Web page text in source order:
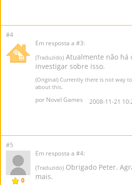
#4
Em resposta a #3:
(Traduzido) Atualmente não há
investigar sobre isso.
(Original) Currently there is not way
about this.
por Novel Games 2008-11-21
#5
0
Em resposta a #4:
(Traduzido) Obrigado Peter.
mais.